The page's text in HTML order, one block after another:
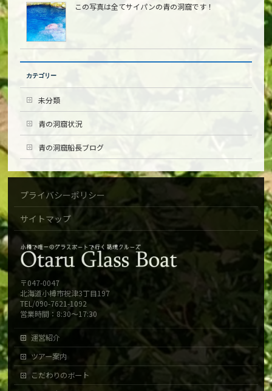
この写真は全てサイパンの青の洞窟です！
カテゴリー
未分類
青の洞窟状況
青の洞窟船長ブログ
プライバシーポリシー
サイトマップ
〒047-0047
北海道小樽市祝津3丁目197
TEL/090-7621-1092
営業時間：8:30～17:30
運営紹介
ツアー案内
こだわりのボート